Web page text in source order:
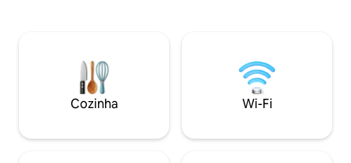
condomínio confortável! Acorde com as
ondas, caminhe até as areias douradas e
nade. Surfe, coma frutos do mar,
explore fortes, faça compras – está tudo
na praia!
caminhada de distância.
integral. 2 piscinas para famílias,
espaçosas áreas
excelente serviço.
Cozinha Wi-Fi